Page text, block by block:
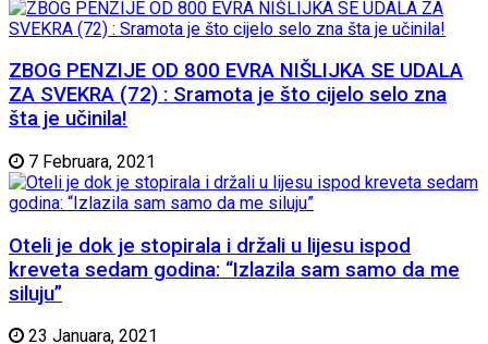
ZBOG PENZIJE OD 800 EVRA NIŠLIJKA SE UDALA
ZA SVEKRA (72) : Sramota je što cijelo selo zna
šta je učinila!
7 Februara, 2021
Oteli je dok je stopirala i držali u lijesu ispod
kreveta sedam godina: “Izlazila sam samo da me
siluju”
23 Januara, 2021